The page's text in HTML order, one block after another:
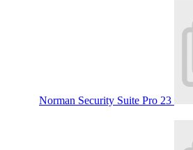
Norman Security Suite Pro 23